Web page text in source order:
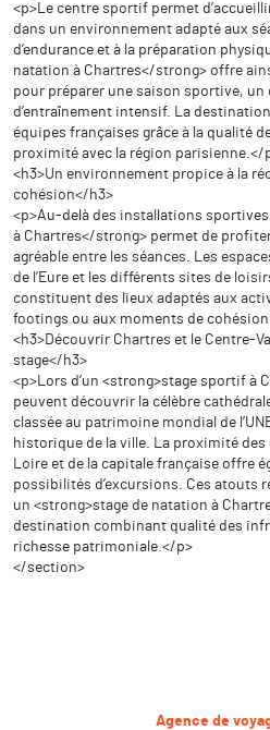
<p>Le centre sportif permet
dans un environnement adapté aux
d’endurance et à la préparation
natation à Chartres</strong> offre
pour préparer une saison sportive,
d’entraînement intensif. La
équipes françaises grâce à la qualité
proximité avec la région parisienne.</
<h3>Un environnement propice à la
cohésion</h3>
<p>Au-delà des installations
à Chartres</strong> permet de
agréable entre les séances. Les
de l’Eure et les différents sites de
constituent des lieux adaptés aux
footings ou aux moments de
<h3>Découvrir Chartres et le Centre-
stage</h3>
<p>Lors d’un <strong>stage sportif à
peuvent découvrir la célèbre
classée au patrimoine mondial de
historique de la ville. La proximité des
Loire et de la capitale française offre
possibilités d’excursions. Ces atouts
un <strong>stage de natation à
destination combinant qualité des
richesse patrimoniale.</p>
</section>
Agence de